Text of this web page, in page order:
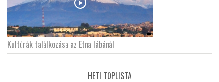
Kultúrák találkozása az Etna lábánál
HETI TOPLISTA